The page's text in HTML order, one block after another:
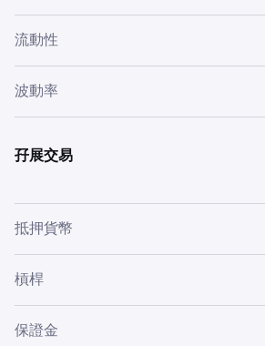
如欲查看訂單簿，請登入 Kraken 帳戶
點擊新訂單分頁下的訂單簿。
Kraken 市場的買/賣價差圖僅顯示最高
賣單之間的差距（隨時間繪製）。若有
不同價格水平的供需視覺表示。
顯示訂單簿限價單的買/賣深度。
以下為 BTC/USD 市場示例：
請參閱：
流動性
此術語描述市場活動量。高流動性代表
交易方願意承接對向交易。
波動率
孖展交易
抵押貨幣
必須在一種或多種抵押貨幣中擁有足夠
行交易。
槓桿
槓桿可讓您以超過您交易餘額的金額進
保證金